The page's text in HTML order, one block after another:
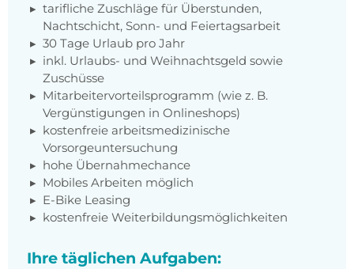
tarifliche Zuschläge für Überstunden,
Nachtschicht, Sonn- und Feiertagsarbeit
30 Tage Urlaub pro Jahr
inkl. Urlaubs- und Weihnachtsgeld sowie
Zuschüsse
Mitarbeitervorteilsprogramm (wie z. B.
Vergünstigungen in Onlineshops)
kostenfreie arbeitsmedizinische
Vorsorgeuntersuchung
hohe Übernahmechance
Mobiles Arbeiten möglich
E-Bike Leasing
kostenfreie Weiterbildungsmöglichkeiten
Ihre täglichen Aufgaben: